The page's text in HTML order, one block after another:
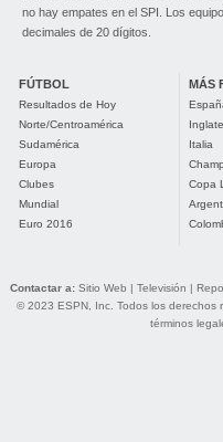
no hay empates en el SPI. Los
decimales de 20 dígitos.
FÚTBOL
Resultados de Hoy
Norte/Centroamérica
Sudamérica
Europa
Clubes
Mundial
Euro 2016
MÁS
Italia
Copa
Contactar a: Sitio Web | Televisión |
© 2023 ESPN, Inc. Todos los derechos
términos